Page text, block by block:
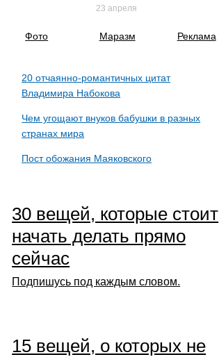
23 апреля
Фото Маразм Реклама
20 отчаянно-романтичных цитат
Владимира Набокова
Чем угощают внуков бабушки в разных
странах мира
Пост обожания Маяковского
30 вещей, которые стоит
начать делать прямо
сейчас
Подпишусь под каждым словом.
15 вещей, о которых не